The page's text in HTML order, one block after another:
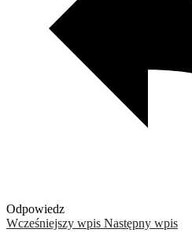
Odpowiedz
Wcześniejszy wpis Następny wpis